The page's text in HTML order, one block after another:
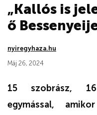
„Kallós is
ő
nyiregyhaza.hu
Máj 26, 2024
15 szobrász,
egymással,